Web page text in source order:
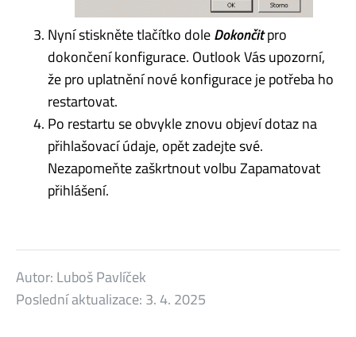
Nyní stiskněte tlačítko doleDokončitpro
dokončení konfigurace. Outlook Vás upozorní,
že pro uplatnění nové konfigurace je potřeba ho
restartovat.
Po restartu se obvykle znovu objeví dotaz na
přihlašovací údaje, opět zadejte své.
Nezapomeňte zaškrtnout volbu Zapamatovat
přihlášení.
Autor: Luboš Pavlíček
Poslední aktualizace: 3. 4. 2025